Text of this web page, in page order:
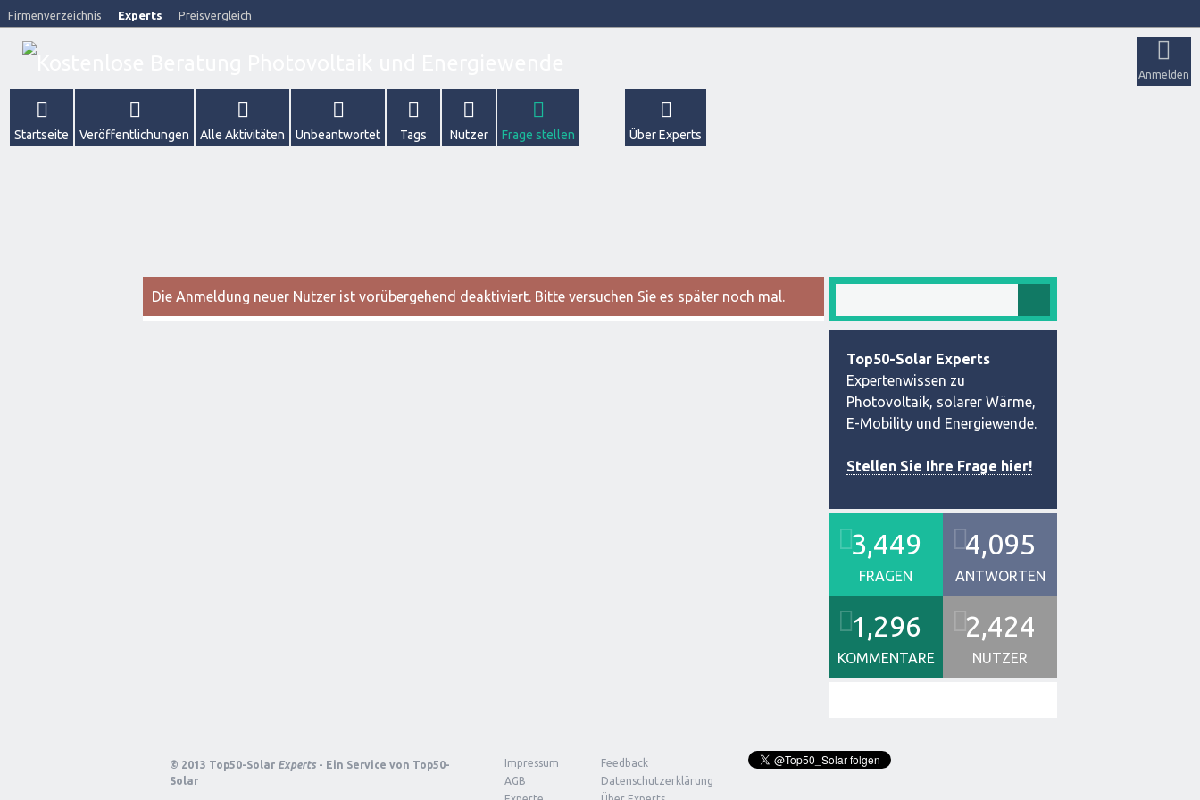
Firmenverzeichnis Experts Preisvergleich
Anmelden
Startseite Veröffentlichungen Alle Aktivitäten Unbeantwortet Tags Nutzer Frage stellen Über Experts
Die Anmeldung neuer Nutzer ist vorübergehend deaktiviert. Bitte versuchen Sie es später noch mal.
Top50-Solar Experts
Expertenwissen zu
Photovoltaik, solarer Wärme,
E-Mobility und Energiewende.
Stellen Sie Ihre Frage hier!
3,449
FRAGEN
4,095
ANTWORTEN
1,296
KOMMENTARE
2,424
NUTZER
© 2013 Top50-Solar Experts - Ein Service von Top50-
Solar
Impressum
Feedback
AGB
Datenschutzerklärung